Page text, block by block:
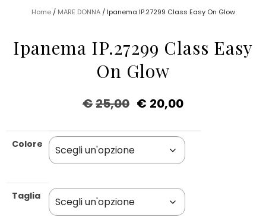
Home/ MARE DONNA/ Ipanema IP.27299 Class Easy On Glow
Ipanema IP.27299 Class Easy
On Glow
€25,00 € 20,00
Colore
Taglia